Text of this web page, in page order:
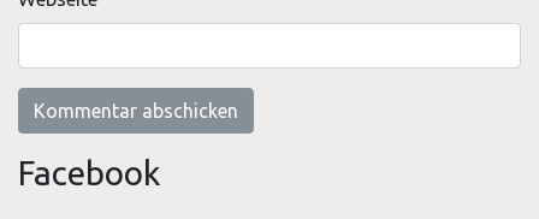
Facebook